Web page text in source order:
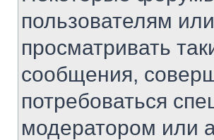
пользователям
просматривать
сообщения,
потребоваться
модератором или